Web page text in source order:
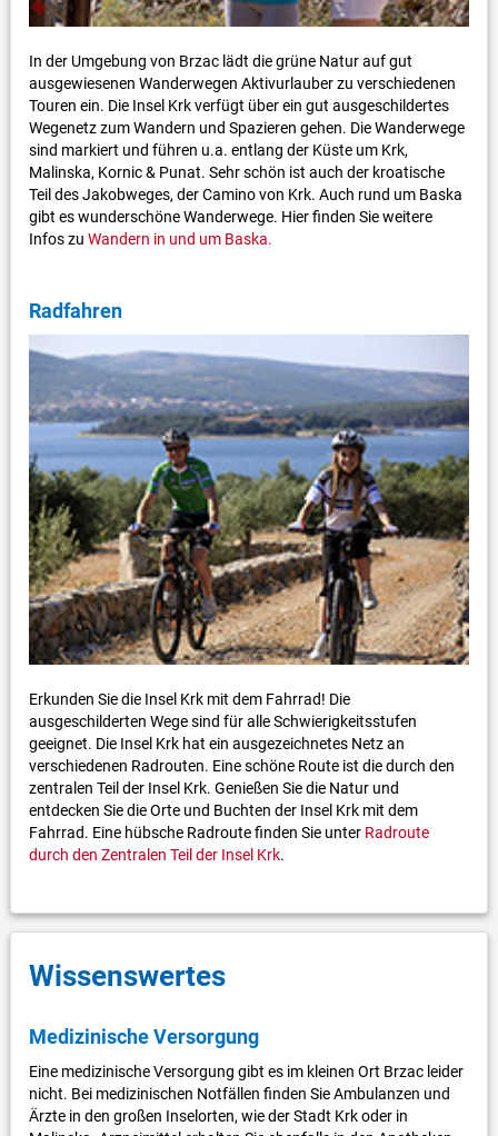
In der Umgebung von Brzac lädt die grüne Natur auf gut
ausgewiesenen Wanderwegen Aktivurlauber zu verschiedenen
Touren ein. Die Insel Krk verfügt über ein gut ausgeschildertes
Wegenetz zum Wandern und Spazieren gehen. Die Wanderwege
sind markiert und führen u.a. entlang der Küste um Krk,
Malinska, Kornic & Punat. Sehr schön ist auch der kroatische
Teil des Jakobweges, der Camino von Krk. Auch rund um Baska
gibt es wunderschöne Wanderwege. Hier finden Sie weitere
Infos zu Wandern in und um Baska.
Radfahren
Erkunden Sie die Insel Krk mit dem Fahrrad! Die
ausgeschilderten Wege sind für alle Schwierigkeitsstufen
geeignet. Die Insel Krk hat ein ausgezeichnetes Netz an
verschiedenen Radrouten. Eine schöne Route ist die durch den
zentralen Teil der Insel Krk. Genießen Sie die Natur und
entdecken Sie die Orte und Buchten der Insel Krk mit dem
Fahrrad. Eine hübsche Radroute finden Sie unter Radroute
durch den Zentralen Teil der Insel Krk.
Wissenswertes
Medizinische Versorgung
Eine medizinische Versorgung gibt es im kleinen Ort Brzac leider
nicht. Bei medizinischen Notfällen finden Sie Ambulanzen und
Ärzte in den großen Inselorten, wie der Stadt Krk oder in